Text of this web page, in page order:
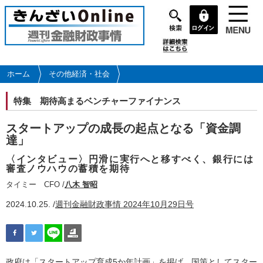
メ
イ
コ
ン
ツ
に
移
動
ホーム その他経済・社会
特集 期待高まるベンチャーファイナンス
スタートアップの成長の起点となる「資金調
達」
〈インタビュー〉円滑に実行へと移すべく、銀行には
審査ノウハウの蓄積を期待
タイミー CFO /八木 智昭
2024.10.25. /週刊金融財政事情 2024年10月29日号